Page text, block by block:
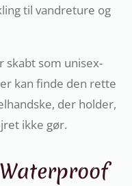
til vandreture og
skabt som unisex-
kan finde den rette
der holder,
ikke gør.